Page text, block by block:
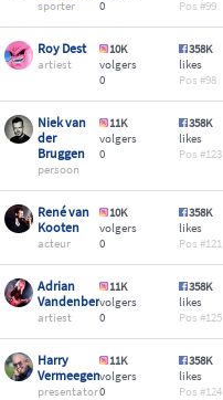
sporter
0
99
Roy Dest
artiest
10K
volgers
0
358K
likes
98
Niek van
der
Bruggen
persoon
11K
volgers
0
358K
likes
123
René van
Kooten
acteur
10K
volgers
0
358K
likes
121
Adrian
Vandenberg
artiest
11K
volgers
0
358K
likes
125
Harry
Vermeegen
presentator
11K
volgers
0
358K
likes
124